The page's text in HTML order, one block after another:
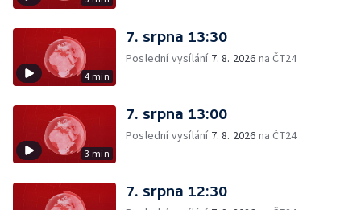
4 min
7. srpna 13:30
Poslední vysílání 7. 8. 2026 na ČT24
3 min
7. srpna 13:00
Poslední vysílání 7. 8. 2026 na ČT24
7. srpna 12:30